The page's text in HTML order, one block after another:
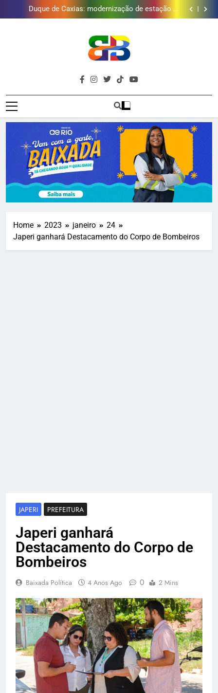
tratamento reforça abastecimento de água
Guanabara tem diversas opções de vinhos para
presentear o seu pai. Descubra como escolher o que
Gastro Samba reúne Nosso Sentimento e Gustavo
Golfe e fortalece projeto que atende 140 crianças
Duque de Caxias: modernização de estação de
tratamento reforça abastecimento de água
Guanabara tem diversas opções de vinhos para
presentear o seu pai. Descubra como escolher o que
mais combina com ele
Gastro Samba reúne Nosso Sentimento e Gustavo
Lins em Nova Iguaçu neste fim de semana
Brava
Baixada
Baixada Fluminense Em Destaque!
Home 2023 janeiro
24
Japeri ganhará Destacamento do Corpo de Bombeiros
JAPERI PREFEITURA
Japeri ganhará
Destacamento do Corpo de
Bombeiros
Baixada Política 4 Anos Ago 0 2 Mins